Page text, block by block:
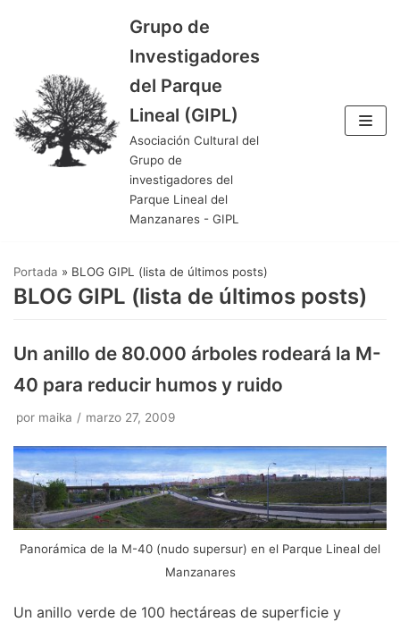
contenido
Grupo de
Investigadores
del Parque
Lineal (GIPL)
Asociación Cultural del
Grupo de
investigadores del
Parque Lineal del
Manzanares - GIPL
Portada » BLOG GIPL (lista de últimos posts)
BLOG GIPL (lista de últimos posts)
Un anillo de 80.000 árboles rodeará la M-
40 para reducir humos y ruido
por maika marzo 27, 2009
Panorámica de la M-40 (nudo supersur) en el Parque Lineal del
Manzanares
Un anillo verde de 100 hectáreas de superficie y